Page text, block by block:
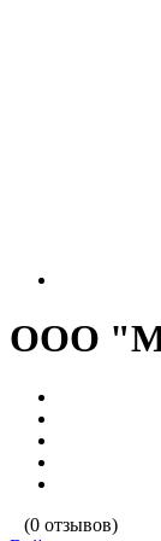
ООО
(0 отзывов)